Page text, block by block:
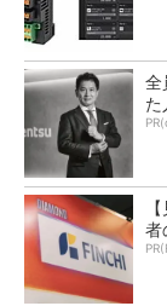
全
た
者